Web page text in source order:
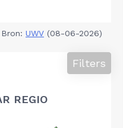
Bron: UWV (08-06-2026)
REGIO
Filters